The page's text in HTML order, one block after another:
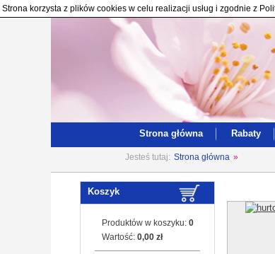
Strona korzysta z plików cookies w celu realizacji usług i zgodnie z
Strona główna Rabaty
Jesteś tutaj: Strona główna »
Koszyk
Produktów w koszyku: 0
Wartość: 0,00 zł